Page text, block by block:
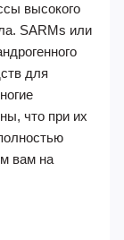
высокого
SARMs или
для
что при их
вам на